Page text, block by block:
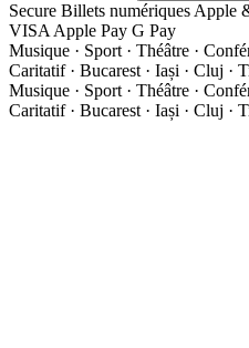
Secure Billets numériques Apple
VISA Apple Pay G Pay
Musique · Sport · Théâtre ·
Caritatif · Bucarest · Iași · Cluj ·
Musique · Sport · Théâtre ·
Caritatif · Bucarest · Iași · Cluj ·